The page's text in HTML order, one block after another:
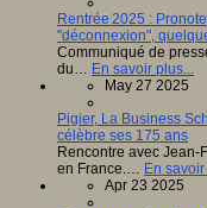
Rentrée 2025 :
"déconnexion",
Communiqué de
du… En savoir plus...
May 27 2025
Pigier, La Business
célèbre ses 175 ans
Rencontre avec Jean-
en France.… En savoir
Apr 23 2025